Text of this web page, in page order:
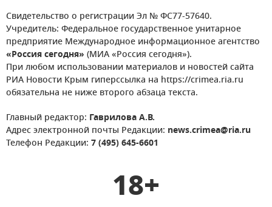
Свидетельство о регистрации Эл № ФС77-57640.
Учредитель: Федеральное государственное унитарное
предприятие Международное информационное агентство
«Россия сегодня» (МИА «Россия сегодня»).
При любом использовании материалов и новостей сайта
РИА Новости Крым гиперссылка на https://crimea.ria.ru
обязательна не ниже второго абзаца текста.
Главный редактор: Гаврилова А.В.
Адрес электронной почты Редакции: news.crimea@ria.ru
Телефон Редакции: 7 (495) 645-6601
18+